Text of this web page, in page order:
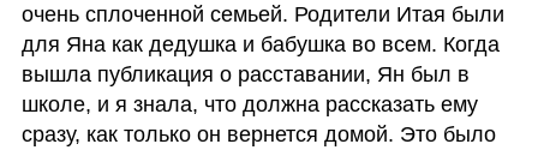
очень сплоченной семьей. Родители Итая были
для Яна как дедушка и бабушка во всем. Когда
вышла публикация о расставании, Ян был в
школе, и я знала, что должна рассказать ему
сразу, как только он вернется домой. Это было